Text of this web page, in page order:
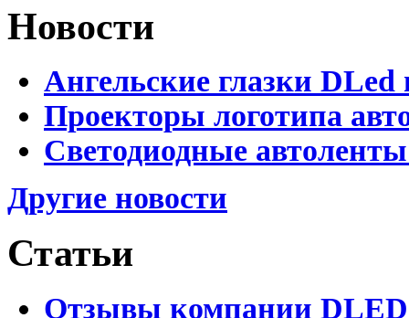
Новости
Ангельские глазки DLed
Проекторы логотипа
Светодиодные
Другие новости
Статьи
Отзывы компании DLED